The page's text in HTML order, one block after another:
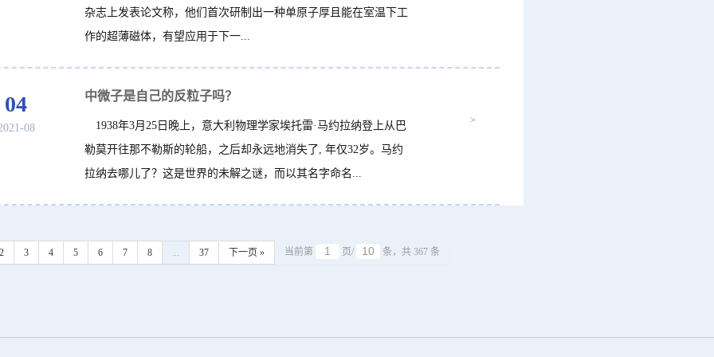
杂志上发表论文称，他们首次研制出一种单原子厚且能在室温下工
作的超薄磁体，有望应用于下一...
04
08
中微子是自己的反粒子吗？
1938年3月25日晚上，意大利物理学家埃托雷·马约拉纳登上从巴
勒莫开往那不勒斯的轮船，之后却永远地消失了, 年仅32岁。马约
拉纳去哪儿了？这是世界的未解之谜，而以其名字命名...
>
2 3 4 5 6 7 8 37 下一页 » 当前第 页/ 条，共 367 条